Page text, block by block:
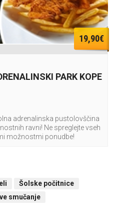
19,90€
PARK KOPE
adrenalinska pustolovščina
ravni! Ne spreglejte vseh
možnostmi ponudbe!
Šolske počitnice
smučanje